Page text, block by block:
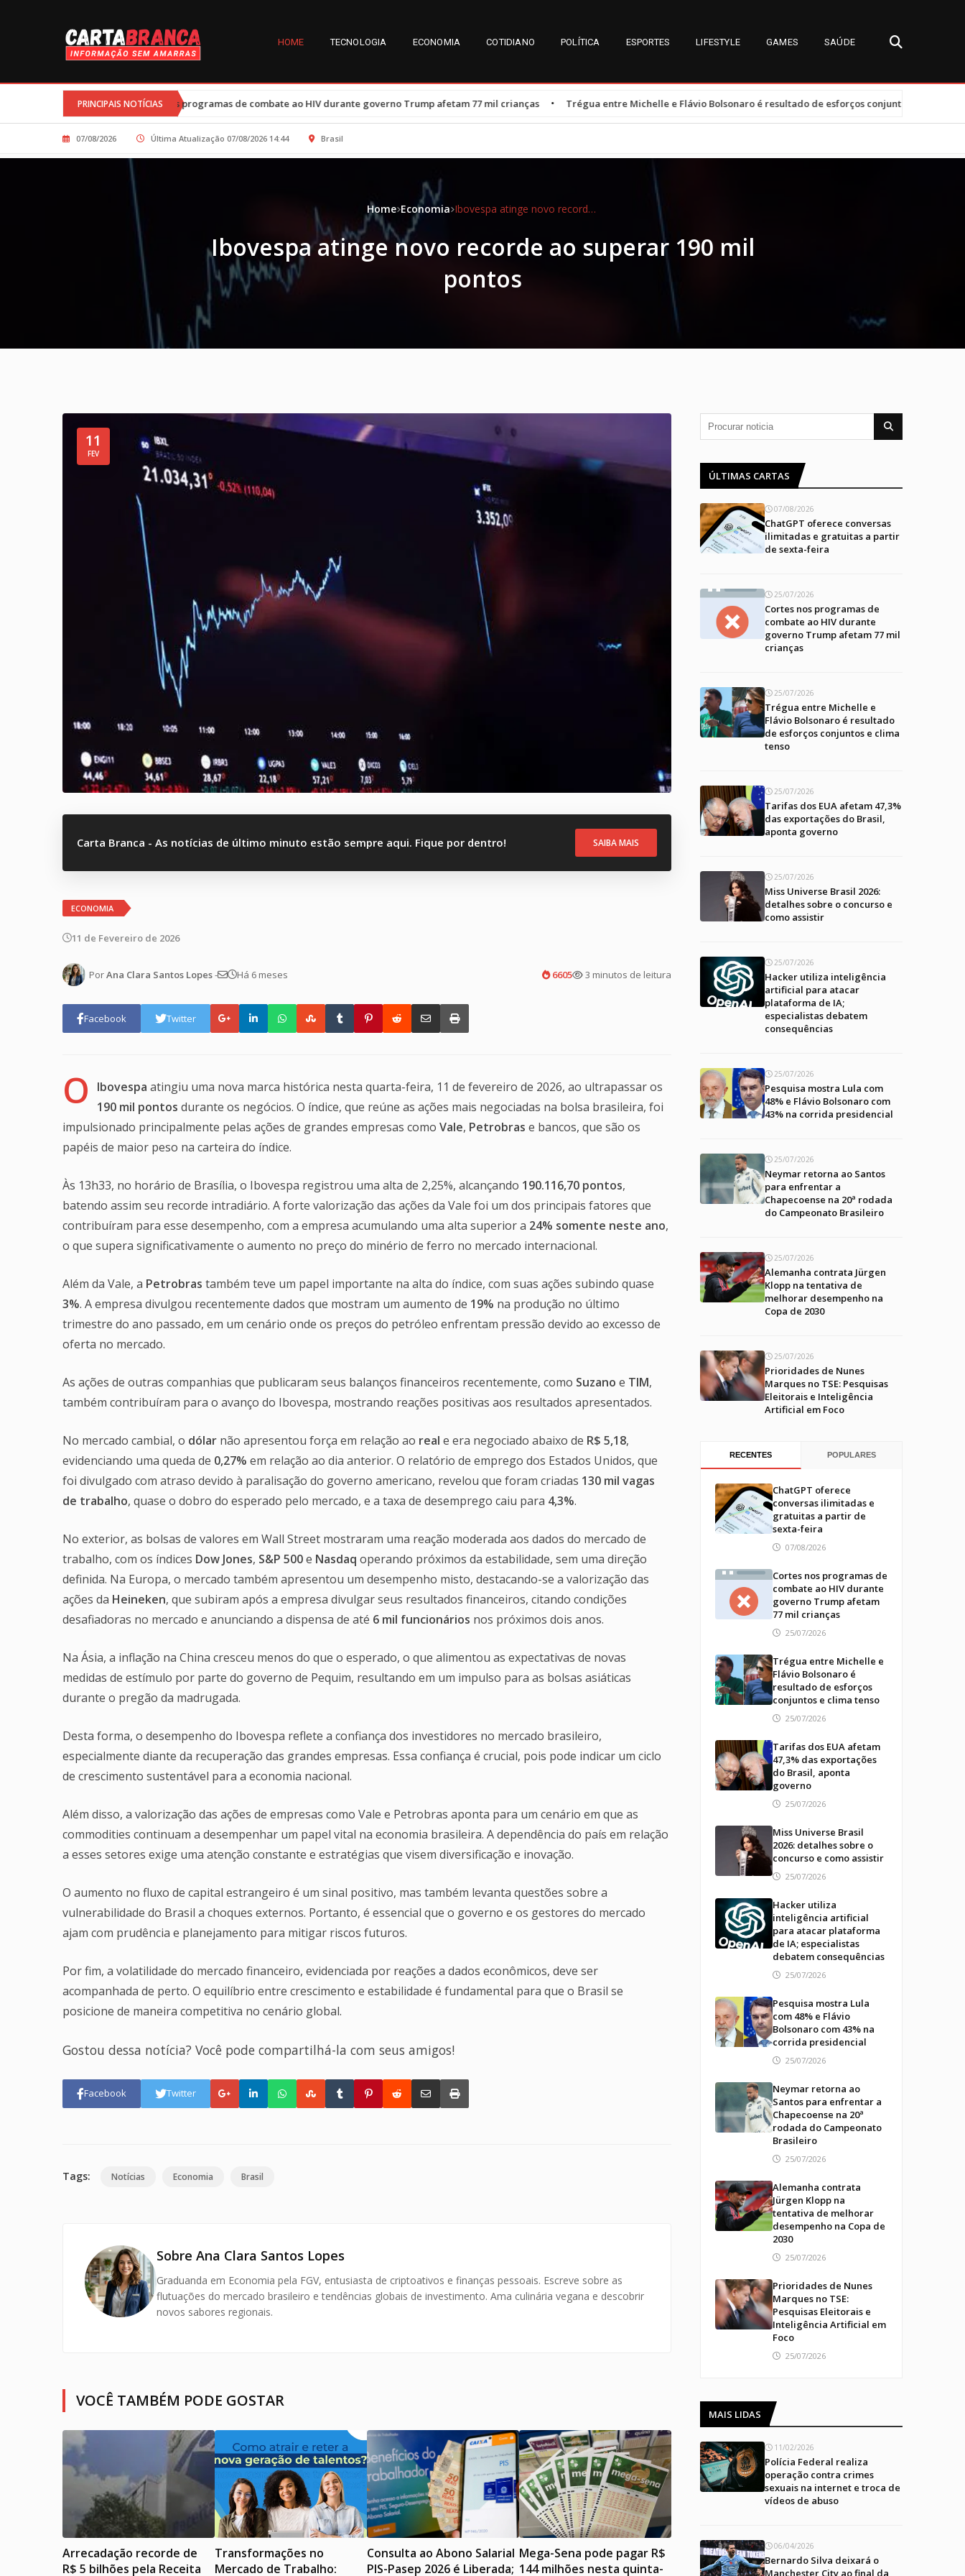
HOME TECNOLOGIA ECONOMIA COTIDIANO POLÍTICA ESPORTES LIFESTYLE GAMES SAÚDE
PRINCIPAIS NOTÍCIAS
Cortes nos programas de combate ao HIV durante governo Trump afetam 77 mil crianças•Trégua entre Michelle e Flávio Bolsonaro é resultado de esforços conjuntos e clima tenso•
07/08/2026 Última Atualização 07/08/2026 14:44 Brasil
Home Economia Ibovespa atinge novo recorde ao superar 190 mil pontos
Ibovespa atinge novo recorde ao superar 190 mil
pontos
11
FEV
Carta Branca - As notícias de último minuto estão sempre aqui. Fique por dentro! SAIBA MAIS
ECONOMIA
11 de Fevereiro de 2026
PorAna Clara Santos Lopes- Há 6 meses 6605 3 minutos de leitura
Facebook Twitter
O Ibovespa atingiu uma nova marca histórica nesta quarta-feira, 11 de fevereiro de 2026, ao ultrapassar os
190 mil pontos durante os negócios. O índice, que reúne as ações mais negociadas na bolsa brasileira, foi
impulsionado principalmente pelas ações de grandes empresas como Vale, Petrobras e bancos, que são os
papéis de maior peso na carteira do índice.
Às 13h33, no horário de Brasília, o Ibovespa registrou uma alta de 2,25%, alcançando 190.116,70 pontos,
batendo assim seu recorde intradiário. A forte valorização das ações da Vale foi um dos principais fatores que
contribuíram para esse desempenho, com a empresa acumulando uma alta superior a 24% somente neste ano,
o que supera significativamente o aumento no preço do minério de ferro no mercado internacional.
Além da Vale, a Petrobras também teve um papel importante na alta do índice, com suas ações subindo quase
3%. A empresa divulgou recentemente dados que mostram um aumento de 19% na produção no último
trimestre do ano passado, em um cenário onde os preços do petróleo enfrentam pressão devido ao excesso de
oferta no mercado.
As ações de outras companhias que publicaram seus balanços financeiros recentemente, como Suzano e TIM,
também contribuíram para o avanço do Ibovespa, mostrando reações positivas aos resultados apresentados.
No mercado cambial, o dólar não apresentou força em relação ao real e era negociado abaixo de R$ 5,18,
evidenciando uma queda de 0,27% em relação ao dia anterior. O relatório de emprego dos Estados Unidos, que
foi divulgado com atraso devido à paralisação do governo americano, revelou que foram criadas 130 mil vagas
de trabalho, quase o dobro do esperado pelo mercado, e a taxa de desemprego caiu para 4,3%.
No exterior, as bolsas de valores em Wall Street mostraram uma reação moderada aos dados do mercado de
trabalho, com os índices Dow Jones, S&P 500e Nasdaq operando próximos da estabilidade, sem uma direção
definida. Na Europa, o mercado também apresentou um desempenho misto, destacando-se a valorização das
ações da Heineken, que subiram após a empresa divulgar seus resultados financeiros, citando condições
desafiadoras no mercado e anunciando a dispensa de até 6 mil funcionários nos próximos dois anos.
Na Ásia, a inflação na China cresceu menos do que o esperado, o que alimentou as expectativas de novas
medidas de estímulo por parte do governo de Pequim, resultando em um impulso para as bolsas asiáticas
durante o pregão da madrugada.
Desta forma, o desempenho do Ibovespa reflete a confiança dos investidores no mercado brasileiro,
especialmente diante da recuperação das grandes empresas. Essa confiança é crucial, pois pode indicar um ciclo
de crescimento sustentável para a economia nacional.
Além disso, a valorização das ações de empresas como Vale e Petrobras aponta para um cenário em que as
commodities continuam a desempenhar um papel vital na economia brasileira. A dependência do país em relação
a esses setores exige uma atenção constante e estratégias que visem diversificação e inovação.
O aumento no fluxo de capital estrangeiro é um sinal positivo, mas também levanta questões sobre a
vulnerabilidade do Brasil a choques externos. Portanto, é essencial que o governo e os gestores do mercado
ajam com prudência e planejamento para mitigar riscos futuros.
Por fim, a volatilidade do mercado financeiro, evidenciada por reações a dados econômicos, deve ser
acompanhada de perto. O equilíbrio entre crescimento e estabilidade é fundamental para que o Brasil se
posicione de maneira competitiva no cenário global.
Gostou dessa notícia? Você pode compartilhá-la com seus amigos!
Facebook Twitter
Tags: Notícias Economia Brasil
Sobre Ana Clara Santos Lopes
Graduanda em Economia pela FGV, entusiasta de criptoativos e finanças pessoais. Escreve sobre as
flutuações do mercado brasileiro e tendências globais de investimento. Ama culinária vegana e descobrir
novos sabores regionais.
VOCÊ TAMBÉM PODE GOSTAR
Arrecadação recorde de
R$ 5 bilhões pela Receita
Transformações no
Mercado de Trabalho:
Consulta ao Abono Salarial
PIS-Pasep 2026 é Liberada;
Mega-Sena pode pagar R$
144 milhões nesta quinta-
ÚLTIMAS CARTAS
07/08/2026
ChatGPT oferece conversas
ilimitadas e gratuitas a partir
de sexta-feira
25/07/2026
Cortes nos programas de
combate ao HIV durante
governo Trump afetam 77 mil
crianças
25/07/2026
Trégua entre Michelle e
Flávio Bolsonaro é resultado
de esforços conjuntos e clima
tenso
25/07/2026
Tarifas dos EUA afetam 47,3%
das exportações do Brasil,
aponta governo
25/07/2026
Miss Universe Brasil 2026:
detalhes sobre o concurso e
como assistir
25/07/2026
Hacker utiliza inteligência
artificial para atacar
plataforma de IA;
especialistas debatem
consequências
25/07/2026
Pesquisa mostra Lula com
48% e Flávio Bolsonaro com
43% na corrida presidencial
25/07/2026
Neymar retorna ao Santos
para enfrentar a
Chapecoense na 20ª rodada
do Campeonato Brasileiro
25/07/2026
Alemanha contrata Jürgen
Klopp na tentativa de
melhorar desempenho na
Copa de 2030
25/07/2026
Prioridades de Nunes
Marques no TSE: Pesquisas
Eleitorais e Inteligência
Artificial em Foco
RECENTES POPULARES
ChatGPT oferece
conversas ilimitadas e
gratuitas a partir de
sexta-feira
07/08/2026
Cortes nos programas de
combate ao HIV durante
governo Trump afetam
77 mil crianças
25/07/2026
Trégua entre Michelle e
Flávio Bolsonaro é
resultado de esforços
conjuntos e clima tenso
25/07/2026
Tarifas dos EUA afetam
47,3% das exportações
do Brasil, aponta
governo
25/07/2026
Miss Universe Brasil
2026: detalhes sobre o
concurso e como assistir
25/07/2026
Hacker utiliza
inteligência artificial
para atacar plataforma
de IA; especialistas
debatem consequências
25/07/2026
Pesquisa mostra Lula
com 48% e Flávio
Bolsonaro com 43% na
corrida presidencial
25/07/2026
Neymar retorna ao
Santos para enfrentar a
Chapecoense na 20ª
rodada do Campeonato
Brasileiro
25/07/2026
Alemanha contrata
Jürgen Klopp na
tentativa de melhorar
desempenho na Copa de
2030
25/07/2026
Prioridades de Nunes
Marques no TSE:
Pesquisas Eleitorais e
Inteligência Artificial em
Foco
25/07/2026
MAIS LIDAS
11/02/2026
Polícia Federal realiza
operação contra crimes
sexuais na internet e troca de
vídeos de abuso
06/04/2026
Bernardo Silva deixará o
Manchester City ao final da